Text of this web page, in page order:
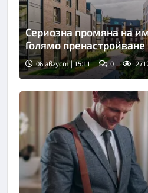
Сериозна промяна на
Голямо пренастройване
06 август | 15:11 0